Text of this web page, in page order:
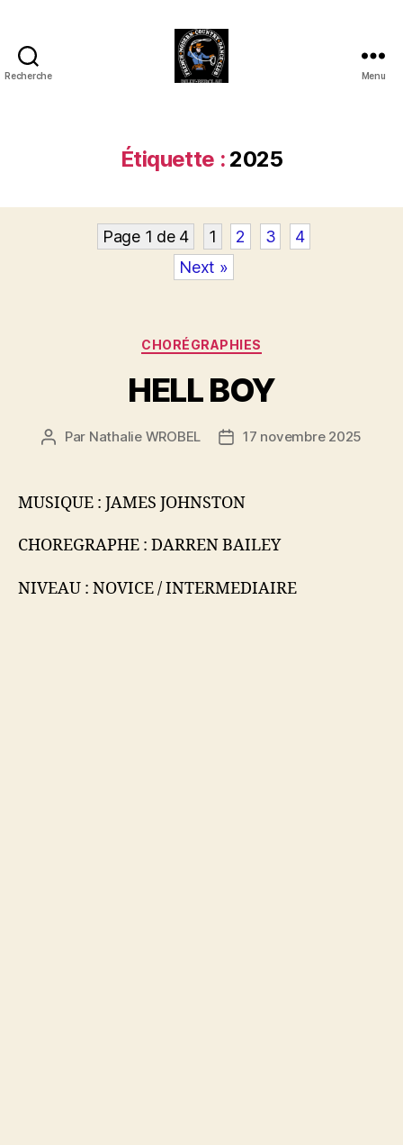
Recherche
de
Billy-
(62)
Menu
Étiquette : 2025
Page 1 de 4 1 2 3
4
Next »
Catégories
CHORÉGRAPHIES
HELL BOY
Auteur
Par Nathalie WROBEL
Date17 novembre 2025
MUSIQUE : JAMES JOHNSTON
CHOREGRAPHE : DARREN BAILEY
NIVEAU : NOVICE / INTERMEDIAIRE